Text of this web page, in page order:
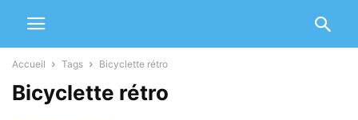
Accueil Tags Bicyclette rétro
Bicyclette rétro